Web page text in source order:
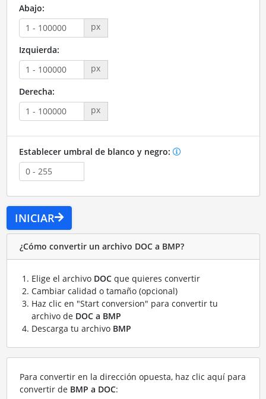
Abajo:
px
Izquierda:
px
Derecha:
px
Establecer umbral de blanco y negro:
INICIAR
¿Cómo convertir un archivo DOC a BMP?
Elige el archivo DOCque quieres convertir
Cambiar calidad o tamaño (opcional)
Haz clic en "Start conversion" para convertir tu
archivo de DOC a BMP
Descarga tu archivo BMP
Para convertir en la dirección opuesta, haz clic aquí para
convertir de BMP a DOC: